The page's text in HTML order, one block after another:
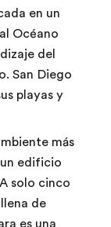
en un
Océano
del
San Diego
playas y
más
edificio
solo cinco
de
es una